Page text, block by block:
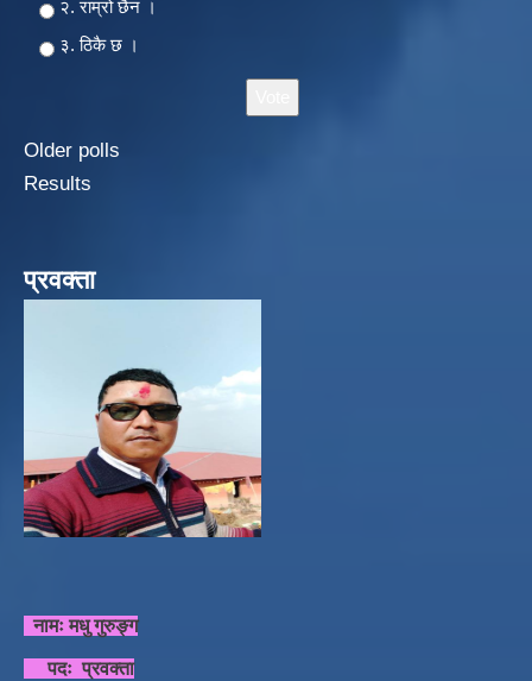
२‍‍. राम्रो छैन ।
३. ठिकै छ ।
Older polls
Results
प्रवक्ता
नामः मधु गुरुङ्ग
पदः प्रवक्ता